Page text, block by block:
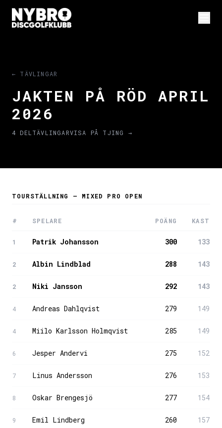
← TÄVLINGAR
JAKTEN PÅ RÖD APRIL
2026
4 DELTÄVLINGARVISA PÅ TJING →
TOURSTÄLLNING — MIXED PRO OPEN
# SPELARE POÄNG KAST
1 Patrik Johansson 300 133
2 Albin Lindblad 288 143
2 Niki Jansson 292 143
4 Andreas Dahlqvist 279 149
4 Miilo Karlsson Holmqvist 285 149
6 Jesper Andervi 275 152
7 Linus Andersson 276 153
8 Oskar Brengesjö 277 154
9 Emil Lindberg 260 157